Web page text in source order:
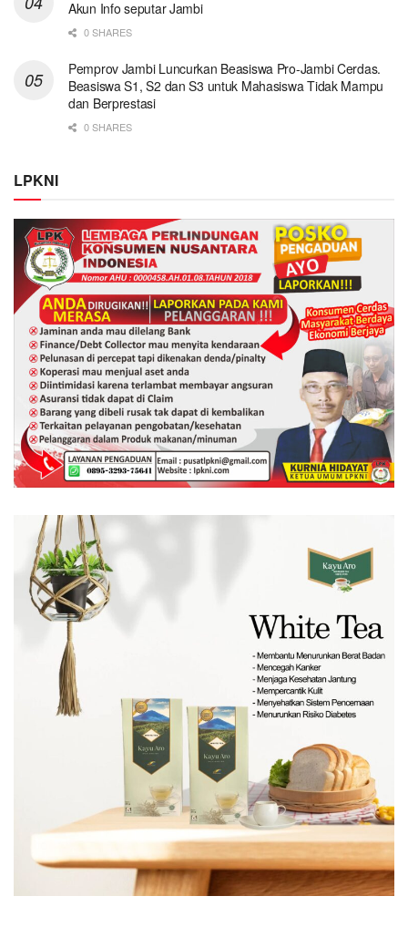
Akun Info seputar Jambi
0 SHARES
Pemprov Jambi Luncurkan Beasiswa Pro-Jambi Cerdas.
Beasiswa S1, S2 dan S3 untuk Mahasiswa Tidak Mampu
dan Berprestasi
0 SHARES
LPKNI